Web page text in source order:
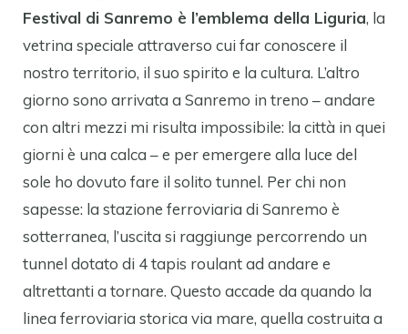
Festival di Sanremo è l’emblema della Liguria, la
vetrina speciale attraverso cui far conoscere il
nostro territorio, il suo spirito e la cultura. L’altro
giorno sono arrivata a Sanremo in treno – andare
con altri mezzi mi risulta impossibile: la città in quei
giorni è una calca – e per emergere alla luce del
sole ho dovuto fare il solito tunnel. Per chi non
sapesse: la stazione ferroviaria di Sanremo è
sotterranea, l’uscita si raggiunge percorrendo un
tunnel dotato di 4 tapis roulant ad andare e
altrettanti a tornare. Questo accade da quando la
linea ferroviaria storica via mare, quella costruita a